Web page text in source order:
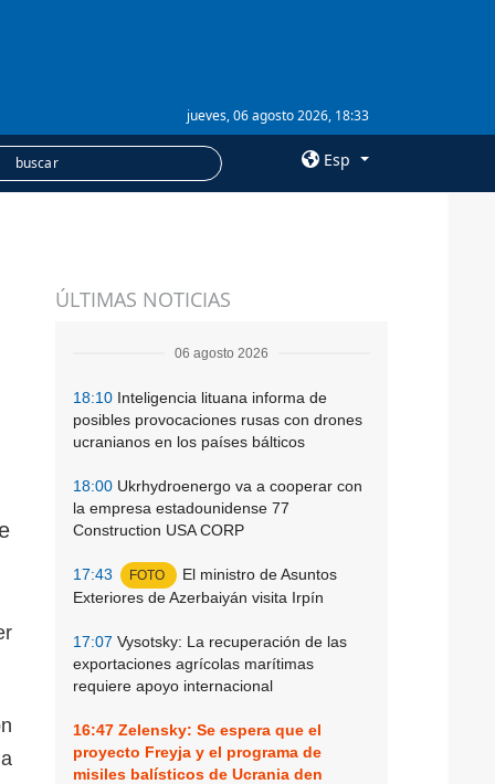
jueves, 06 agosto 2026, 18:33
Esp
Suscripción
ÚLTIMAS NOTICIAS
06 agosto 2026
18:10 Inteligencia lituana informa de
posibles provocaciones rusas con drones
ucranianos en los países bálticos
18:00 Ukrhydroenergo va a cooperar con
la empresa estadounidense 77
Construction USA CORP
17:43 FOTO
El ministro de Asuntos
Exteriores de Azerbaiyán visita Irpín
17:07 Vysotsky: La recuperación de las
exportaciones agrícolas marítimas
requiere apoyo internacional
16:47 Zelensky: Se espera que el
proyecto Freyja y el programa de
misiles balísticos de Ucrania den